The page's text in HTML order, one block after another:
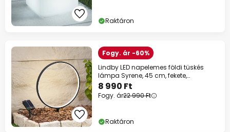
Raktáron
Fogy. ár -60%
Lindby LED napelemes földi tüskés
lámpa Syrene, 45 cm, fekete,
alumínium
8 990 Ft
Fogy. ár22 990 Ft
Raktáron